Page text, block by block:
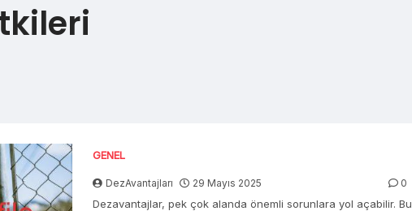
GENEL
DezAvantajları 29 Mayıs 2025 0
Dezavantajlar, pek çok alanda önemli sorunlara yol açabilir. Bu